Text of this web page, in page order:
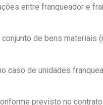
entre franqueador e
de bens materiais
caso de unidades
previsto no